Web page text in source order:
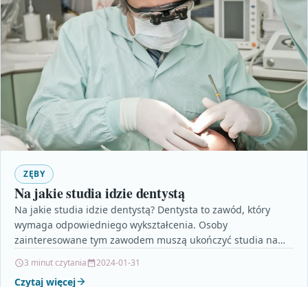
ZĘBY
Na jakie studia idzie dentystą
Na jakie studia idzie dentystą? Dentysta to zawód, który
wymaga odpowiedniego wykształcenia. Osoby
zainteresowane tym zawodem muszą ukończyć studia na
3 minut czytania 2024-01-31
Czytaj więcej